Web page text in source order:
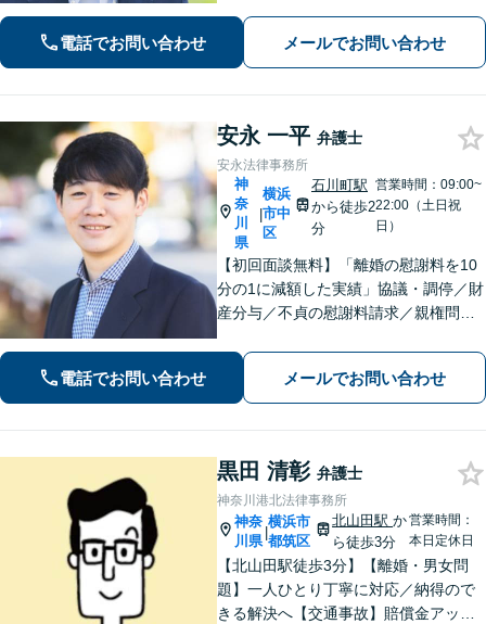
停など離婚問題／相続・遺言も対応
【新横浜1分】
電話でお問い合わせ メールでお問い合わせ
安永 一平 弁護士
安永法律事務所
神
奈
川
県
|
横浜
市中
区
石川町駅
から徒歩2
分
営業時間：09:00~
22:00（土日祝
日）
【初回面談無料】「離婚の慰謝料を10
分の1に減額した実績」協議・調停／財
産分与／不貞の慰謝料請求／親権問題
ーの顧問経験豊富」土地・建物の明渡
しや賃料回収など幅広くサポート【夜
間・休日面談可】【電話相談対応】
電話でお問い合わせ メールでお問い合わせ
黒田 清彰 弁護士
神奈川港北法律事務所
神奈
川県
|
横浜市
都筑区
北山田駅か
ら徒歩3分
営業時間：
本日定休日
【北山田駅徒歩3分】【離婚・男女問
題】一人ひとり丁寧に対応／納得ので
きる解決へ【交通事故】賠償金アップ